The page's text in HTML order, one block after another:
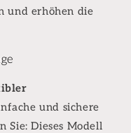
und erhöhen die
und sichere
Sie: Dieses Modell